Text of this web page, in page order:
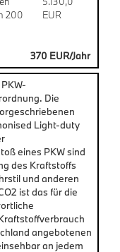
200
EUR
370 EUR/Jahr
Die
Light-duty
eines PKW sind
des Kraftstoffs
und anderen
ist das für die
angebotenen
an jedem